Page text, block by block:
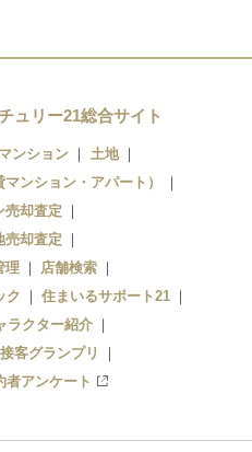
ュリー21総合サイト
マンション
土地
ンション・アパート）
売却査定
売却査定
理
店舗検索
ク
住まいるサポート21
ラクター紹介
接客グランプリ
者アンケート